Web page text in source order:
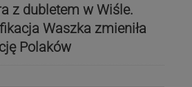
z dubletem w Wiśle.
Waszka zmieniła
Polaków